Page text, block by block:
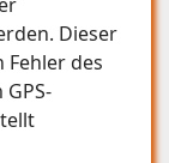
Dieser
des